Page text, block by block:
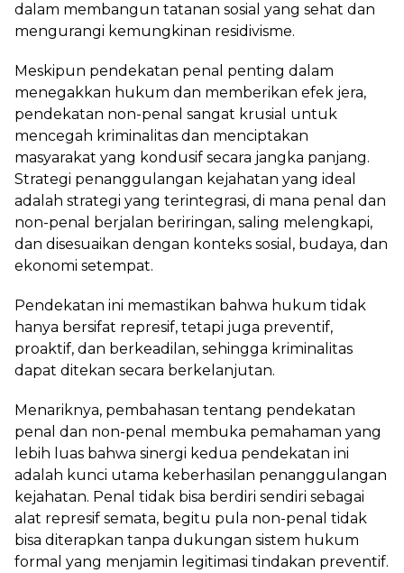
dalam membangun tatanan sosial yang sehat dan
mengurangi kemungkinan residivisme.
Meskipun pendekatan penal penting dalam
menegakkan hukum dan memberikan efek jera,
pendekatan non-penal sangat krusial untuk
mencegah kriminalitas dan menciptakan
masyarakat yang kondusif secara jangka panjang.
Strategi penanggulangan kejahatan yang ideal
adalah strategi yang terintegrasi, di mana penal dan
non-penal berjalan beriringan, saling melengkapi,
dan disesuaikan dengan konteks sosial, budaya, dan
ekonomi setempat.
Pendekatan ini memastikan bahwa hukum tidak
hanya bersifat represif, tetapi juga preventif,
proaktif, dan berkeadilan, sehingga kriminalitas
dapat ditekan secara berkelanjutan.
Menariknya, pembahasan tentang pendekatan
penal dan non-penal membuka pemahaman yang
lebih luas bahwa sinergi kedua pendekatan ini
adalah kunci utama keberhasilan penanggulangan
kejahatan. Penal tidak bisa berdiri sendiri sebagai
alat represif semata, begitu pula non-penal tidak
bisa diterapkan tanpa dukungan sistem hukum
formal yang menjamin legitimasi tindakan preventif.